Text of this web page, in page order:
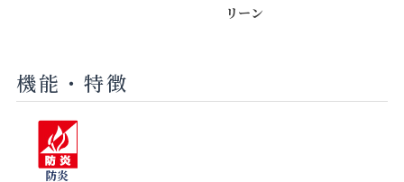
リーン
機能・特徴
防炎